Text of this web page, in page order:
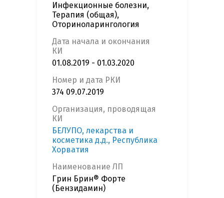
Инфекционные болезни,
Терапия (общая),
Оториноларингология
Дата начала и окончания
КИ
01.08.2019 - 01.03.2020
Номер и дата РКИ
374 09.07.2019
Организация, проводящая
КИ
БЕЛУПО, лекарства и
косметика д.д., Республика
Хорватия
Наименование ЛП
Грин Брин® Форте
(Бензидамин)